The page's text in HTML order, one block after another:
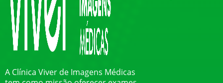
A Clínica Viver de Imagens Médicas